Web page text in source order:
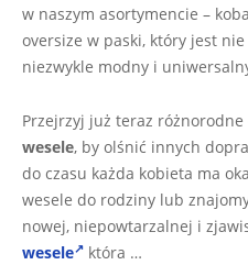
w naszym asortymencie –
oversize w paski, który jest
niezwykle modny i
Przejrzyj już teraz różnorodne
wesele, by olśnić innych
do czasu każda kobieta ma
wesele do rodziny lub
nowej, niepowtarzalnej i
wesele
która …